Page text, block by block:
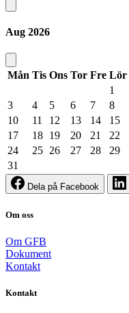
Aug 2026
Mån Tis Ons Tor Fre Lör
1
3
4 5 6 7 8
10
11 12 13 14 15
17
18 19 20 21 22
24
25 26 27 28 29
31
Dela på Facebook
Om oss
Om GFB
Dokument
Kontakt
Kontakt